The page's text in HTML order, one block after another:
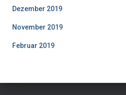
Dezember 2019
November 2019
Februar 2019